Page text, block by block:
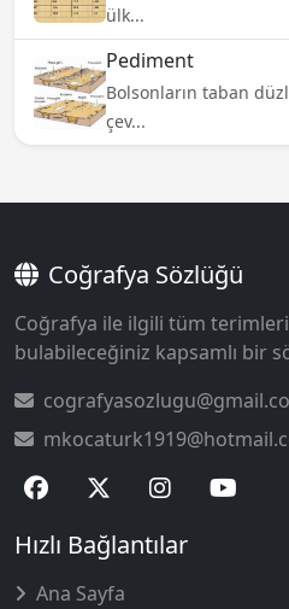
ülk...
Pediment
Bolsonların taban
çev...
Coğrafya Sözlüğü
Coğrafya ile ilgili tüm
bulabileceğiniz kapsamlı bir
Hızlı Bağlantılar
Ana Sayfa